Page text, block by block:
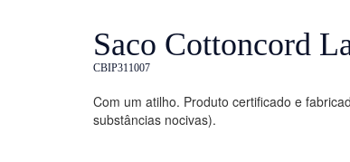
Saco Cottoncord
CBIP311007
Com um atilho. Produto certificado e
substâncias nocivas).